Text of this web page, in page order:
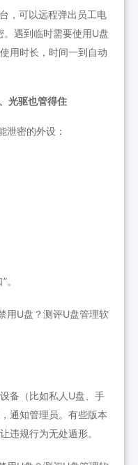
，可以远程弹出员工电
遇到临时需要使用U盘
用时长，时间一到自动
光驱也管得住
泄密的外设：
备（比如私人U盘、手
通知管理员。有些版本
违规行为无处遁形。